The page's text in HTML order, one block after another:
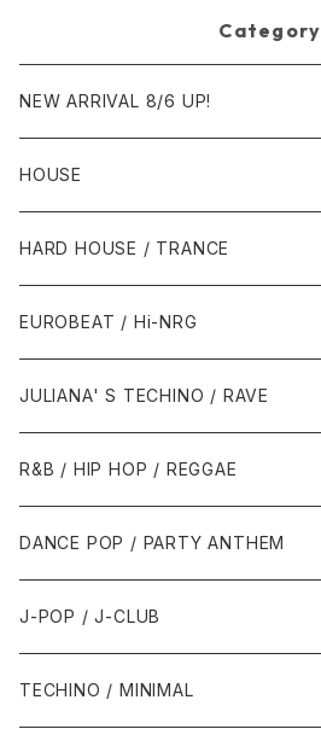
Category
NEW ARRIVAL 8/6 UP!
HOUSE
1980年代
1987年・以前
1988年
1990年代
1990年
1991年
2000年代
2000年
2001年
2010年代
2010年
2011年
HARD HOUSE / TRANCE
1990年代
1994年・以前
1995年
2000年代
2000年
2001年
EUROBEAT / Hi-NRG
1980年代
1986年・以前
1987年
1990年代
1990年
1991年
2000年代
JULIANA' S TECHINO / RAVE
1990年代
1990年
1991年
2000年代
2000年
2001年
R&B / HIP HOP / REGGAE
1980年代
1985年・以前
1986年
1990年代
1990年
2000年代
DANCE POP / PARTY ANTHEM
1980年代
1988年・以前
1990年代
J-POP / J-CLUB
1980年代
TECHINO / MINIMAL